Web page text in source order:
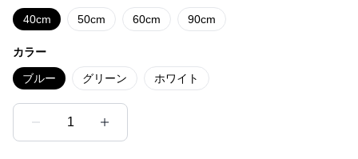
40cm 50cm 60cm 90cm
カラー
ブルー グリーン ホワイト
1